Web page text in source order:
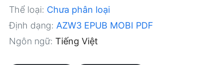
Thể loại: Chưa phân loại
Định dạng: AZW3 EPUB MOBI PDF
Ngôn ngữ: Tiếng Việt